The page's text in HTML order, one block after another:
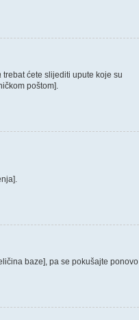
trebat ćete slijediti upute koje su
poštom].
baze], pa se pokušajte ponovo